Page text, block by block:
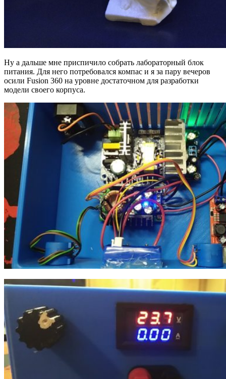
Ну а дальше мне приспичило собрать лабораторный блок
питания. Для него потребовался компас и я за пару вечеров
осили Fusion 360 на уровне достаточном для разработки
модели своего корпуса.